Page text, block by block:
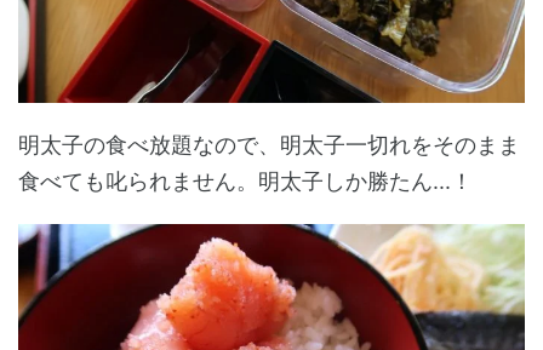
明太子の食べ放題なので、明太子一切れをそのまま
食べても叱られません。明太子しか勝たん...！